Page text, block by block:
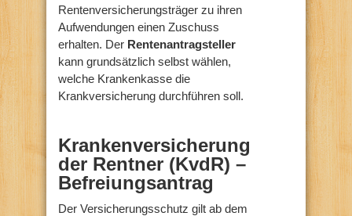
Rentenversicherungsträger zu ihren
Aufwendungen einen Zuschuss
erhalten. Der Rentenantragsteller
kann grundsätzlich selbst wählen,
welche Krankenkasse die
Krankversicherung durchführen soll.
Krankenversicherung
der Rentner (KvdR) –
Befreiungsantrag
Der Versicherungsschutz gilt ab dem